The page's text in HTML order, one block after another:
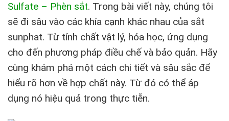
Sulfate – Phèn sắt. Trong bài viết này, chúng tôi
sẽ đi sâu vào các khía cạnh khác nhau của sắt
sunphat. Từ tính chất vật lý, hóa học, ứng dụng
cho đến phương pháp điều chế và bảo quản. Hãy
cùng khám phá một cách chi tiết và sâu sắc để
hiểu rõ hơn về hợp chất này. Từ đó có thể áp
dụng nó hiệu quả trong thực tiễn.